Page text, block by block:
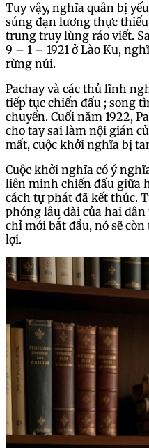
Tuy vậy, nghĩa quân bị
súng đạn lương thực
trung truy lùng ráo viết.
9 – 1 – 1921 ở Lào Ku,
rừng núi.
Pachay và các thủ lĩnh
tiếp tục chiến đấu ; song
chuyển. Cuối năm 1922,
cho tay sai làm nội gián
mất, cuộc khởi nghĩa bị
Cuộc khởi nghĩa có ý
liên minh chiến đấu giữa
cách tự phát đã kết thúc.
phóng lâu dài của hai
chỉ mới bắt đầu, nó sẽ
lợi.